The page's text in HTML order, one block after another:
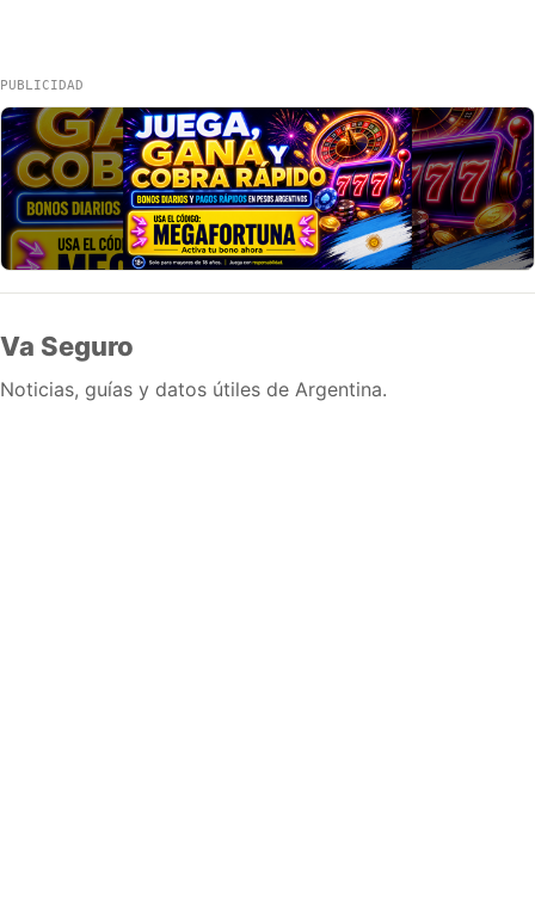
PUBLICIDAD
Va Seguro
Noticias, guías y datos útiles de Argentina.